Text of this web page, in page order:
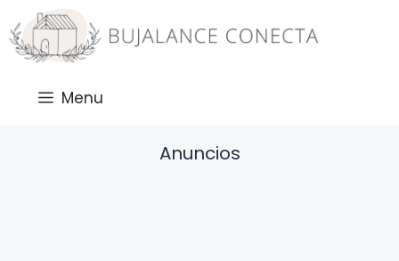
Saltar
al
contenido
Menu
Anuncios